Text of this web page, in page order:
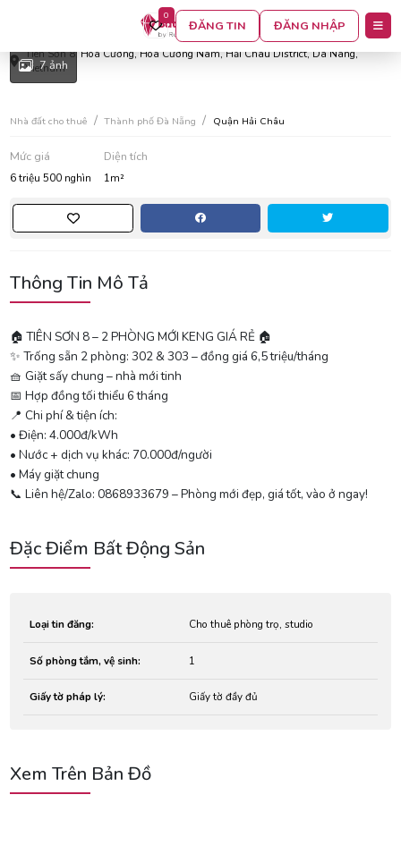
0
ĐĂNG TIN ĐĂNG NHẬP
Tiên sơn 8 – 2 phòng mới keng giá rẻ
Tiên Sơn 8, Hòa Cường, Hòa Cường Nam, Hải Châu District, Da Nang,
Vietnam
7 ảnh
Nhà đất cho thuê Thành phố Đà Nẵng Quận Hải Châu
Mức giá
6 triệu 500 nghìn
Diện tích
1m²
Thông Tin Mô Tả
🏠 TIÊN SƠN 8 – 2 PHÒNG MỚI KENG GIÁ RẺ 🏠
✨ Trống sẵn 2 phòng: 302 & 303 – đồng giá 6,5 triệu/tháng
🧺 Giặt sấy chung – nhà mới tinh
📅 Hợp đồng tối thiểu 6 tháng
📍 Chi phí & tiện ích:
• Điện: 4.000đ/kWh
• Nước + dịch vụ khác: 70.000đ/người
• Máy giặt chung
📞 Liên hệ/Zalo: 0868933679 – Phòng mới đẹp, giá tốt, vào ở ngay!
Đặc Điểm Bất Động Sản
Loại tin đăng: Cho thuê phòng trọ, studio
Số phòng tắm, vệ sinh: 1
Giấy tờ pháp lý: Giấy tờ đầy đủ
Xem Trên Bản Đồ